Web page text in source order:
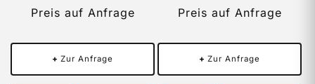
Preis auf Anfrage
+ Zur Anfrage
Preis auf Anfrage
+ Zur Anfrage